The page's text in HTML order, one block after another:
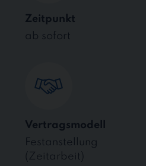
Zeitpunkt
ab sofort
Vertragsmodell
Festanstellung
(Zeitarbeit)